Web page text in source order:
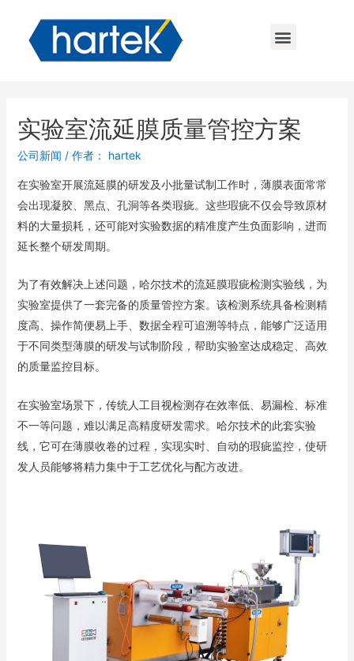
实验室流延膜质量管控方案
公司新闻 / 作者： hartek
在实验室开展流延膜的研发及小批量试制工作时，薄膜表面常常
会出现凝胶、黑点、孔洞等各类瑕疵。这些瑕疵不仅会导致原材
料的大量损耗，还可能对实验数据的精准度产生负面影响，进而
延长整个研发周期。
为了有效解决上述问题，哈尔技术的流延膜瑕疵检测实验线，为
实验室提供了一套完备的质量管控方案。该检测系统具备检测精
度高、操作简便易上手、数据全程可追溯等特点，能够广泛适用
于不同类型薄膜的研发与试制阶段，帮助实验室达成稳定、高效
的质量监控目标。
在实验室场景下，传统人工目视检测存在效率低、易漏检、标准
不一等问题，难以满足高精度研发需求。哈尔技术的此套实验
线，它可在薄膜收卷的过程，实现实时、自动的瑕疵监控，使研
发人员能够将精力集中于工艺优化与配方改进。